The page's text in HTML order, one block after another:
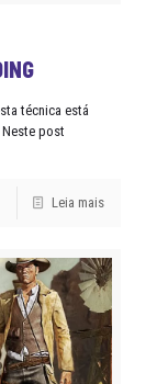
técnica está
post
Leia mais